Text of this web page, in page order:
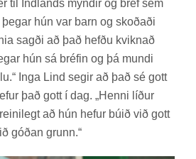
til Ind­lands mynd­ir og bréf sem
hún var barn og skoð­aði
sagði að það hefðu kvikn­að
hún sá bréf­in og þá mundi
Inga Lind seg­ir að það sé gott
það gott í dag. „Henni líð­ur
að hún hef­ur búið við gott
góð­an grunn.“